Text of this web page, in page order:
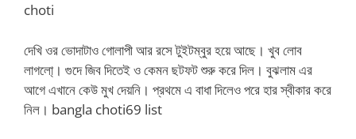
choti
দেখি ওর ভোদাটাও গোলাপী আর রসে টুইটম্বুর হয়ে আছে। খুব লোব
লাগলো্। গুদে জিব দিতেই ও কেমন ছটফট শুরু করে দিল। বুঝলাম এর
আগে এখানে কেউ মুখ দেয়নি। প্রথমে এ বাধা দিলেও পরে হার স্বীকার করে
নিল। bangla choti69 list